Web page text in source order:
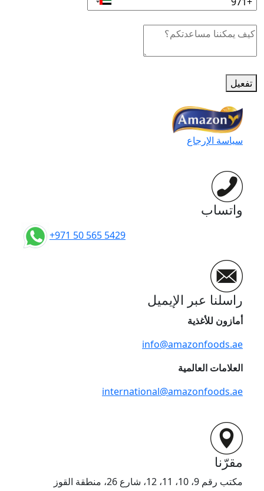
تفعيل
سياسة الإرجاع
واتساب
+971 50 565 5429
راسلنا عبر الإيميل
أمازون للأغذية
info@amazonfoods.ae
العلامات العالمية
international@amazonfoods.ae
مقرّنا
مكتب رقم 9، 10، 11، 12، شارع 26، منطقة القوز